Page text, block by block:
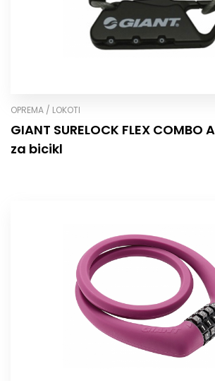
OPREMA / LOKOTI
GIANT SURELOCK FLEX COMBO
za bicikl